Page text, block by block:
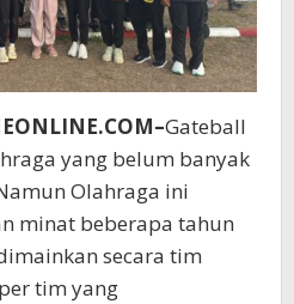
Gateball
yang belum banyak
Olahraga ini
minat beberapa tahun
secara tim
tim yang